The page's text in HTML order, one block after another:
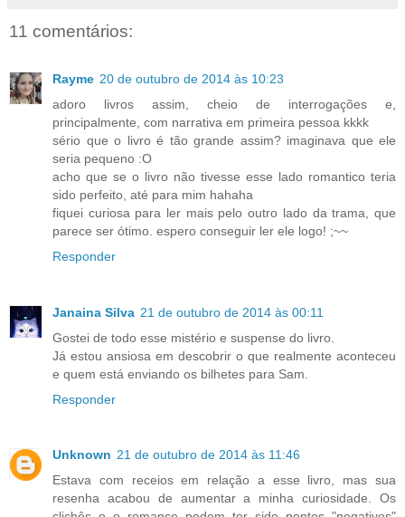
11 comentários:
Rayme 20 de outubro de 2014 às 10:23
adoro livros assim, cheio de interrogações e,
principalmente, com narrativa em primeira pessoa kkkk
sério que o livro é tão grande assim? imaginava que ele
seria pequeno :O
acho que se o livro não tivesse esse lado romantico teria
sido perfeito, até para mim hahaha
fiquei curiosa para ler mais pelo outro lado da trama, que
parece ser ótimo. espero conseguir ler ele logo! ;~~
Responder
Janaina Silva 21 de outubro de 2014 às 00:11
Gostei de todo esse mistério e suspense do livro.
Já estou ansiosa em descobrir o que realmente aconteceu
e quem está enviando os bilhetes para Sam.
Responder
Unknown 21 de outubro de 2014 às 11:46
Estava com receios em relação a esse livro, mas sua
resenha acabou de aumentar a minha curiosidade. Os